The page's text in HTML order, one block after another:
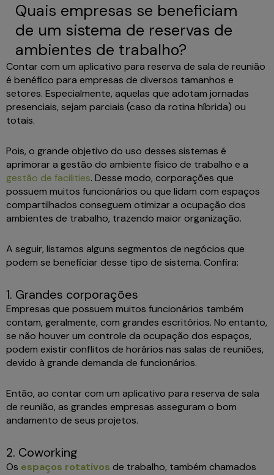
Quais empresas se beneficiam
de um sistema de reservas de
ambientes de trabalho?
Contar com um aplicativo para reserva de sala de reunião
é benéfico para empresas de diversos tamanhos e
setores. Especialmente, aquelas que adotam jornadas
presenciais, sejam parciais (caso da rotina híbrida) ou
totais.
Pois, o grande objetivo do uso desses sistemas é
aprimorar a gestão do ambiente físico de trabalho e a
gestão de facilities. Desse modo, corporações que
possuem muitos funcionários ou que lidam com espaços
compartilhados conseguem otimizar a ocupação dos
ambientes de trabalho, trazendo maior organização.
A seguir, listamos alguns segmentos de negócios que
podem se beneficiar desse tipo de sistema. Confira:
1. Grandes corporações
Empresas que possuem muitos funcionários também
contam, geralmente, com grandes escritórios. No entanto,
se não houver um controle da ocupação dos espaços,
podem existir conflitos de horários nas salas de reuniões,
devido à grande demanda de funcionários.
Então, ao contar com um aplicativo para reserva de sala
de reunião, as grandes empresas asseguram o bom
andamento de seus projetos.
2. Coworking
Os espaços rotativos de trabalho, também chamados